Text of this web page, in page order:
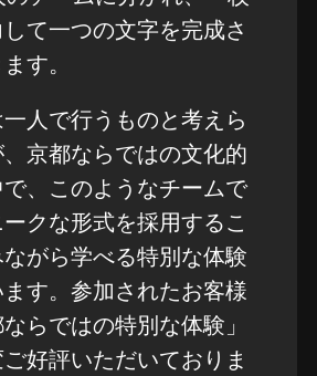
て一つの文字を完成さ
す。
人で行うものと考えら
京都ならではの文化的
、このようなチームで
クな形式を採用するこ
がら学べる特別な体験
す。参加されたお客様
らではの特別な体験」
好評いただいておりま